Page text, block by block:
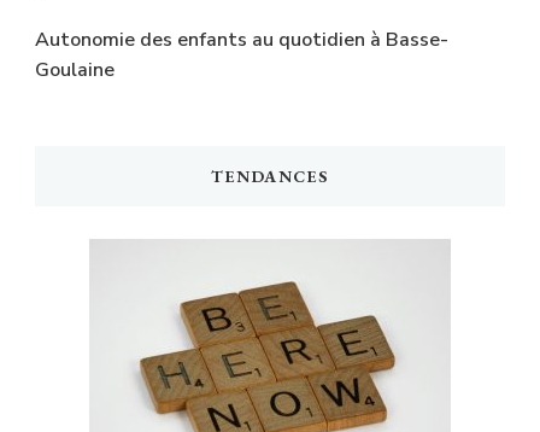
Autonomie des enfants au quotidien à Basse-
Goulaine
TENDANCES